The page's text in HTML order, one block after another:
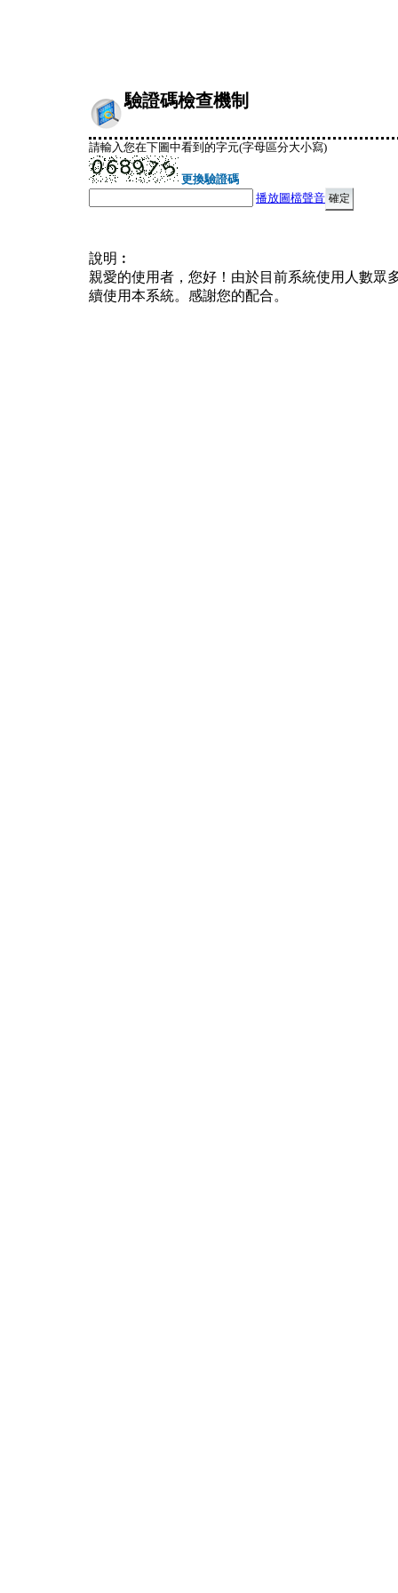
驗證碼檢查機制
請輸入您在下圖中看到的字元(字母區分大小寫)
更換驗證碼
播放圖檔聲音
說明︰
親愛的使用者，您好！由於目前系統使用人數眾
續使用本系統。感謝您的配合。